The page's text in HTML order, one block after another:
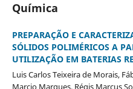
Química
PREPARAÇÃO E
SÓLIDOS POLIMÉRICOS A
UTILIZAÇÃO EM BATERIAS
Luis Carlos Teixeira de Morais,